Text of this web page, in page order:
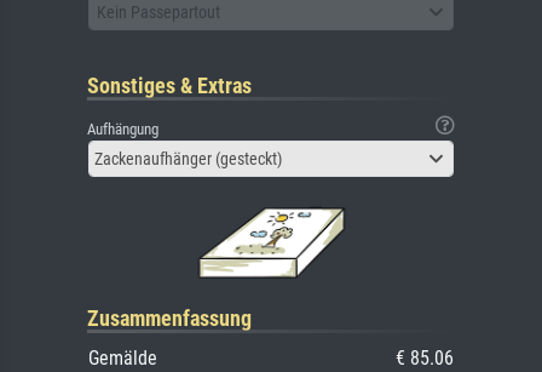
Kein Passepartout
Sonstiges & Extras
Aufhängung
Zackenaufhänger (gesteckt)
Zusammenfassung
Gemälde
€ 85.06